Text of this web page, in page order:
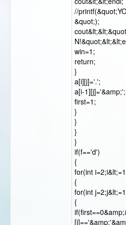
//
&quot;);
win=1;
return;
}
a[i][j]='.';
a[i-1][j]='&amp;';
first=1;
}
}
}
}
if(f=='d')
{
for(int
{
for(int
{